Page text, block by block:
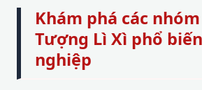
Khám phá các
Tượng Lì Xì phổ
nghiệp